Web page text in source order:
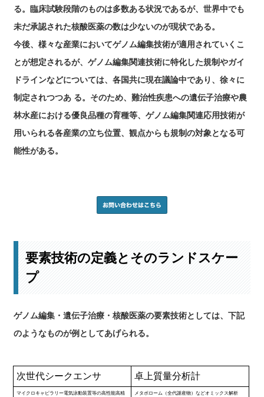
る。臨床試験段階のものは多数ある状況であるが、世界中でも
未だ承認された核酸医薬の数は少ないのが現状である。
今後、様々な産業においてゲノム編集技術が適用されていくこ
とが想定されるが、ゲノム編集関連技術に特化した規制やガイ
ドラインなどについては、各国共に現在議論中であり、徐々に
制定されつつあ る。そのため、難治性疾患への遺伝子治療や農
林水産における優良品種の育種等、ゲノム編集関連応用技術が
用いられる各産業の立ち位置、観点からも規制の対象となる可
能性がある。
要素技術の定義とそのランドスケー
プ
ゲノム編集・遺伝子治療・核酸医薬の要素技術としては、下記
のようなものが例としてあげられる。
次世代シークエンサ 卓上質量分析計
マイクロキャピラリー電気泳動装置等の高性能高精
メタボローム（全代謝産物）などオミックス解析